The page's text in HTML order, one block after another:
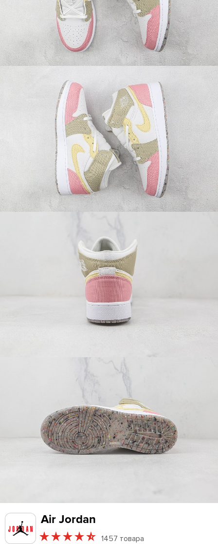
Air Jordan
1457 товара